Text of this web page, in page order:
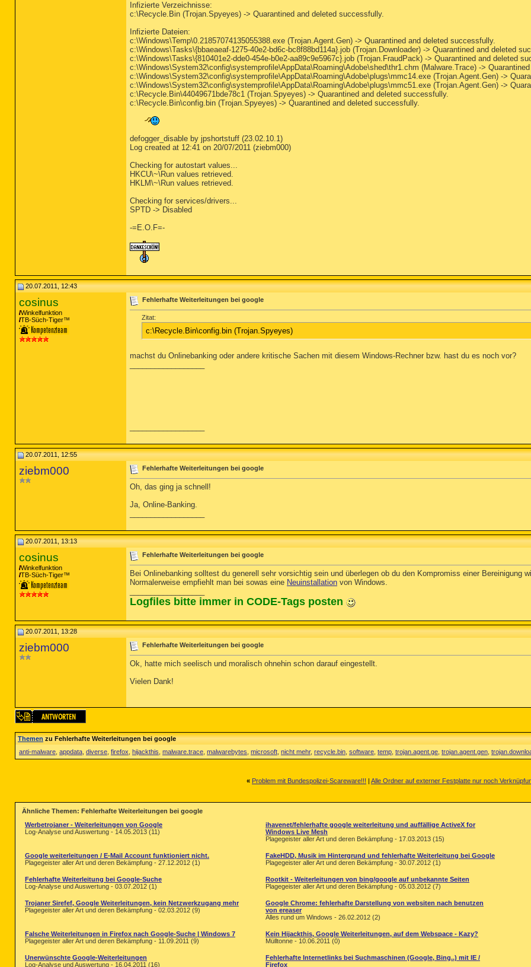
Infizierte Verzeichnisse:
c:\Recycle.Bin (Trojan.Spyeyes) -> Quarantined and deleted successfully.
Infizierte Dateien:
c:\Windows\Temp\0.21857074135055388.exe (Trojan.Agent.Gen) -> Quarantined and deleted successfully.
c:\Windows\Tasks\{bbaeaeaf-1275-40e2-bd6c-bc8f88bd114a}.job (Trojan.Downloader) -> Quarantined and deleted
c:\Windows\Tasks\{810401e2-dde0-454e-b0e2-aa89c9e5967c}.job (Trojan.FraudPack) -> Quarantined and deleted
c:\Windows\System32\config\systemprofile\AppData\Roaming\Adobe\shed\thr1.chm (Malware.Trace) ->
c:\Windows\System32\config\systemprofile\AppData\Roaming\Adobe\plugs\mmc14.exe (Trojan.Agent.Gen) ->
c:\Windows\System32\config\systemprofile\AppData\Roaming\Adobe\plugs\mmc51.exe (Trojan.Agent.Gen) ->
c:\Recycle.Bin\44049671bde78c1 (Trojan.Spyeyes) -> Quarantined and deleted successfully.
c:\Recycle.Bin\config.bin (Trojan.Spyeyes) -> Quarantined and deleted successfully.
defogger_disable by jpshortstuff (23.02.10.1)
Log created at 12:41 on 20/07/2011 (ziebm000)
Checking for autostart values...
HKCU\~\Run values retrieved.
HKLM\~\Run values retrieved.
Checking for services/drivers...
SPTD -> Disabled
-=E.O.F=-
20.07.2011, 12:43
cosinus
Winkelfunktion
TB-Süch-Tiger™
Fehlerhafte Weiterleitungen bei google
Zitat:
c:\Recycle.Bin\config.bin (Trojan.Spyeyes)
machst du Onlinebanking oder andere kritische Sachen mit diesem Windows-Rechner bzw. hast du es noch vor?
20.07.2011, 12:55
ziebm000 Fehlerhafte Weiterleitungen bei google
Oh, das ging ja schnell!
Ja, Online-Banking.
20.07.2011, 13:13
cosinus
Winkelfunktion
TB-Süch-Tiger™
Fehlerhafte Weiterleitungen bei google
Bei Onlinebanking solltest du generell sehr vorsichtig sein und überlegen ob du den Kompromiss einer Bereinigung
Normalerweise empfiehlt man bei sowas eine Neuinstallation von Windows.
Logfiles bitte immer in CODE-Tags posten
20.07.2011, 13:28
ziebm000 Fehlerhafte Weiterleitungen bei google
Ok, hatte mich seelisch und moralisch ohnehin schon darauf eingestellt.
Vielen Dank!
Themenzu Fehlerhafte Weiterleitungen bei google
anti-malware appdata diverse firefox hijackthis malware.trace malwarebytes microsoft nicht mehr, recycle.bin software temp trojan.agent.ge trojan.agent.gen
« Problem mit Bundespolizei-Scareware!!! | Alle Ordner auf externer Festplatte nur noch
Ähnliche Themen: Fehlerhafte Weiterleitungen bei google
Werbetrojaner - Weiterleitungen von Google
Log-Analyse und Auswertung - 14.05.2013 (11)
ihavenet/fehlerhafte google weiterleitung und auffällige ActiveX for
Windows Live Mesh
Plagegeister aller Art und deren Bekämpfung - 17.03.2013 (15)
Google weiterleitungen / E-Mail Account funktioniert nicht.
Plagegeister aller Art und deren Bekämpfung - 27.12.2012 (1)
FakeHDD, Musik im Hintergrund und fehlerhafte Weiterleitung bei Google
Plagegeister aller Art und deren Bekämpfung - 30.07.2012 (1)
Fehlerhafte Weiterleitung bei Google-Suche
Log-Analyse und Auswertung - 03.07.2012 (1)
Rootkit - Weiterleitungen von bing/google auf unbekannte Seiten
Plagegeister aller Art und deren Bekämpfung - 05.03.2012 (7)
Trojaner Sirefef, Google Weiterleitungen, kein Netzwerkzugang mehr
Plagegeister aller Art und deren Bekämpfung - 02.03.2012 (9)
Google Chrome: fehlerhafte Darstellung von websiten nach benutzen
von ereaser
Alles rund um Windows - 26.02.2012 (2)
Falsche Weiterleitungen in Firefox nach Google-Suche | Windows 7
Plagegeister aller Art und deren Bekämpfung - 11.09.2011 (9)
Kein Hijackthis, Google Weiterleitungen, auf dem Webspace - Kazy?
Mülltonne - 10.06.2011 (0)
Unerwünschte Google-Weiterleitungen
Log-Analyse und Auswertung - 16.04.2011 (16)
Fehlerhafte Internetlinks bei Suchmaschinen (Google, Bing..) mit IE /
Firefox